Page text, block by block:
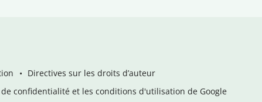
Directives sur les droits d’auteur
confidentialité et les conditions d'utilisation de Google